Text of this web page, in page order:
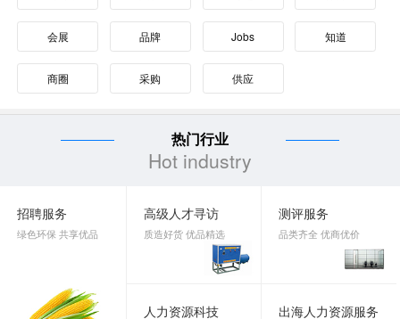
会展 品牌 Jobs 知道
商圈 采购 供应
热门行业
Hot industry
招聘服务
绿色环保 共享优品
高级人才寻访
质造好货 优品精选
测评服务
品类齐全 优商优价
人力资源科技 出海人力资源服务